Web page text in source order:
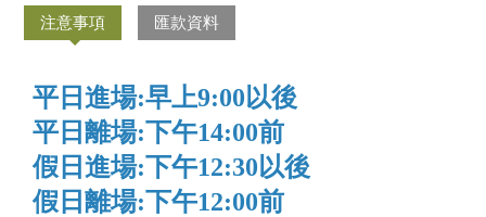
注意事項 匯款資料
平日進場:早上9:00以後
平日離場:下午14:00前
假日進場:下午12:30以後
假日離場:下午12:00前